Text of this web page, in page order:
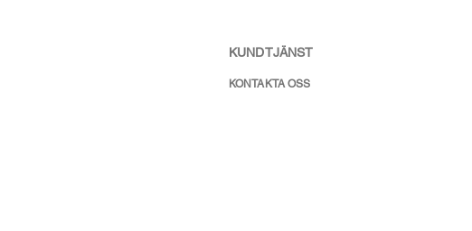
KUNDTJÄNST
KONTAKTA OSS